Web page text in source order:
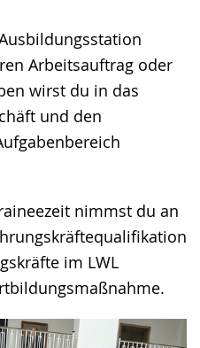
Arbeitsauftrag oder
wirst du in das
und den
nimmst du an
im LWL